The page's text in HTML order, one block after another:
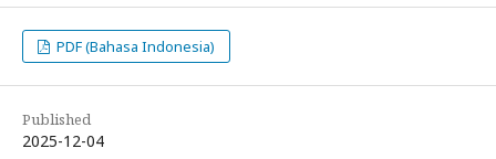
PDF (Bahasa Indonesia)
Published
2025-12-04